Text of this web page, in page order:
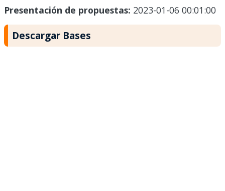
Presentación de propuestas: 2023-01-06 00:01:00
Descargar Bases